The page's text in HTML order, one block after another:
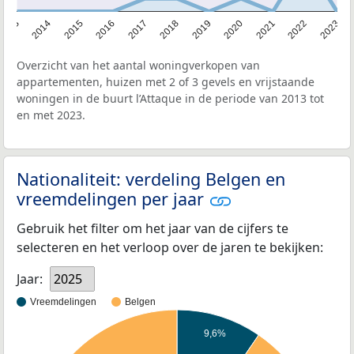
2014 2015 2016 2017 2018 2019 2020 2021 2022 2023
Overzicht van het aantal woningverkopen van
appartementen, huizen met 2 of 3 gevels en vrijstaande
woningen in de buurt l’Attaque in de periode van 2013 tot
en met 2023.
Nationaliteit: verdeling Belgen en
vreemdelingen per jaar
Gebruik het filter om het jaar van de cijfers te
selecteren en het verloop over de jaren te bekijken:
Jaar:
2025
Vreemdelingen Belgen
9,6%